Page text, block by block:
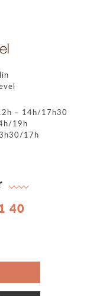
– 14h/17h30
19h
17h
40